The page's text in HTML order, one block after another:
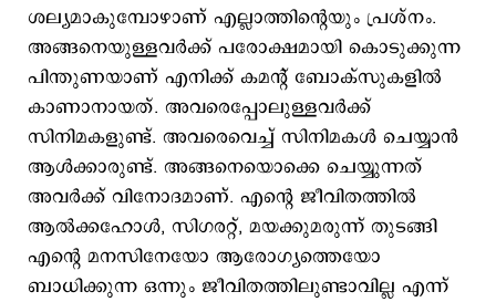
ശല്യമാകുമ്പോഴാണ് എല്ലാത്തിന്റെയും പ്രശ്നം.
അങ്ങനെയുള്ളവർക്ക് പരോക്ഷമായി കൊടുക്കുന്ന
പിന്തുണയാണ് എനിക്ക് കമന്റ് ബോക്സുകളിൽ
കാണാനായത്. അവരെപ്പോലുള്ളവർക്ക്
സിനിമകളുണ്ട്. അവരെവെച്ച് സിനിമകൾ ചെയ്യാൻ
ആൾക്കാരുണ്ട്. അങ്ങനെയൊക്കെ ചെയ്യുന്നത്
അവർക്ക് വിനോദമാണ്. എന്റെ ജീവിതത്തിൽ
ആൽക്കഹോൾ, സി​ഗരറ്റ്, മയക്കുമരുന്ന് തുടങ്ങി
എന്റെ മനസിനേയോ ആരോ​ഗ്യത്തെയോ
ബാധിക്കുന്ന ഒന്നും ജീവിതത്തിലുണ്ടാവില്ല എന്ന്